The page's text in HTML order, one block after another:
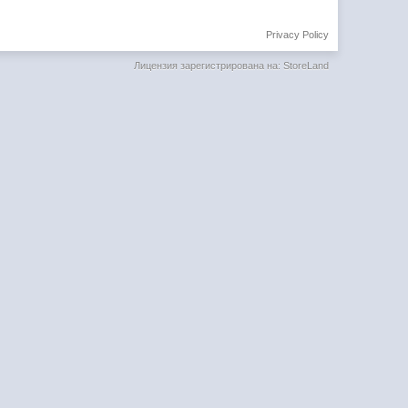
Privacy Policy
Лицензия зарегистрирована на: StoreLand